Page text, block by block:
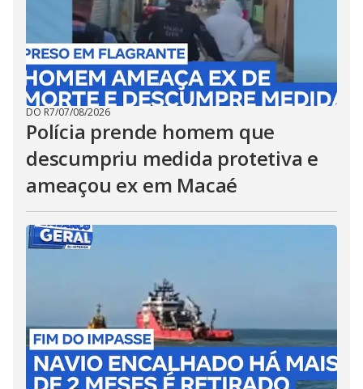
DO R7/07/08/2026
Polícia prende homem que
descumpriu medida protetiva e
ameaçou ex em Macaé